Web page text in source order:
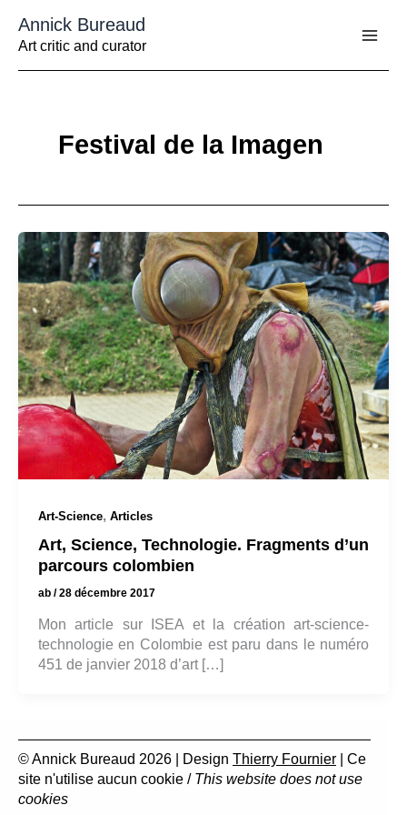
contenu
Annick Bureaud
Art critic and curator
Festival de la Imagen
Art-Science, Articles
Art, Science, Technologie. Fragments d’un
parcours colombien
ab /28 décembre 2017
Mon article sur ISEA et la création art-science-
technologie en Colombie est paru dans le numéro
451 de janvier 2018 d’art […]
© Annick Bureaud 2026 | Design Thierry Fournier | Ce
site n'utilise aucun cookie / This website does not use
cookies